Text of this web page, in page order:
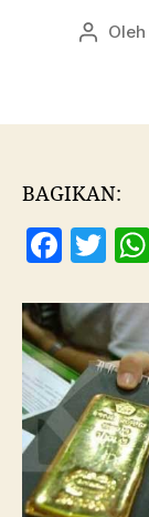
Penulis
Oleh
BAGIKAN:
F
c
e
b
o
o
k
T
itt
er